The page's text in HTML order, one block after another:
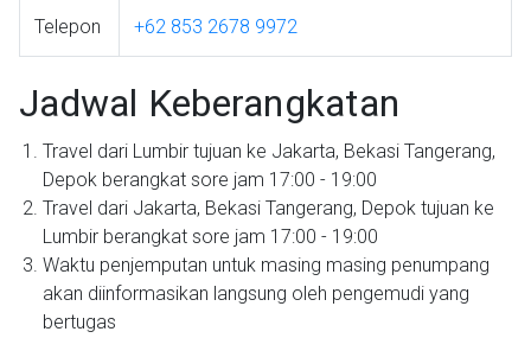
Telepon +62 853 2678 9972
Jadwal Keberangkatan
Travel dari Lumbir tujuan ke Jakarta, Bekasi Tangerang,
Depok berangkat sore jam 17:00 - 19:00
Travel dari Jakarta, Bekasi Tangerang, Depok tujuan ke
Lumbir berangkat sore jam 17:00 - 19:00
Waktu penjemputan untuk masing masing penumpang
akan diinformasikan langsung oleh pengemudi yang
bertugas